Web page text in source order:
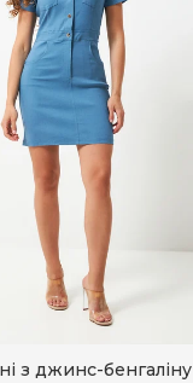
з джинс-бенгаліну